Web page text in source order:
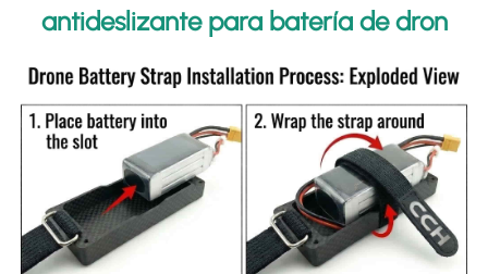
antideslizante para batería de dron